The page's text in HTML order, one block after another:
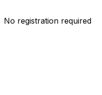
No registration required